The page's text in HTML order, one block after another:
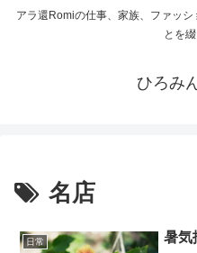
アラ還Romiの仕事、家族、ファッ
とを綴
ひろみ
名店
日常 暑気